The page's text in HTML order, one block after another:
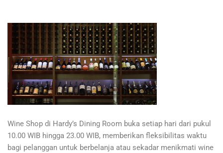
Wine Shop di Hardy’s Dining Room buka setiap hari dari pukul
10.00 WIB hingga 23.00 WIB, memberikan fleksibilitas waktu
bagi pelanggan untuk berbelanja atau sekadar menikmati wine